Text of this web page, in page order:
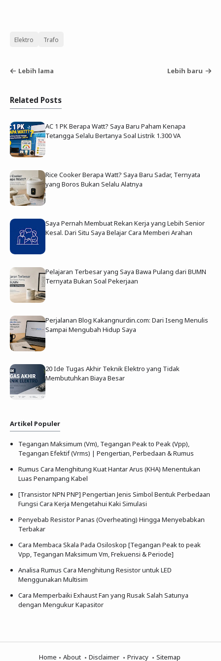
Elektro Trafo
Lebih lama Lebih baru
Related Posts
AC 1 PK Berapa Watt? Saya Baru Paham Kenapa
Tetangga Selalu Bertanya Soal Listrik 1.300 VA
Rice Cooker Berapa Watt? Saya Baru Sadar, Ternyata
yang Boros Bukan Selalu Alatnya
Saya Pernah Membuat Rekan Kerja yang Lebih Senior
Kesal. Dari Situ Saya Belajar Cara Memberi Arahan
Pelajaran Terbesar yang Saya Bawa Pulang dari BUMN
Ternyata Bukan Soal Pekerjaan
Perjalanan Blog Kakangnurdin.com: Dari Iseng Menulis
Sampai Mengubah Hidup Saya
20 Ide Tugas Akhir Teknik Elektro yang Tidak
Membutuhkan Biaya Besar
Artikel Populer
Tegangan Maksimum (Vm), Tegangan Peak to Peak (Vpp),
Tegangan Efektif (Vrms) | Pengertian, Perbedaan & Rumus
Rumus Cara Menghitung Kuat Hantar Arus (KHA) Menentukan
Luas Penampang Kabel
[Transistor NPN PNP] Pengertian Jenis Simbol Bentuk Perbedaan
Fungsi Cara Kerja Mengetahui Kaki Simulasi
Penyebab Resistor Panas (Overheating) Hingga Menyebabkan
Terbakar
Cara Membaca Skala Pada Osiloskop [Tegangan Peak to peak
Vpp, Tegangan Maksimum Vm, Frekuensi & Periode]
Analisa Rumus Cara Menghitung Resistor untuk LED
Menggunakan Multisim
Cara Memperbaiki Exhaust Fan yang Rusak Salah Satunya
dengan Mengukur Kapasitor
Home About Disclaimer Privacy Sitemap